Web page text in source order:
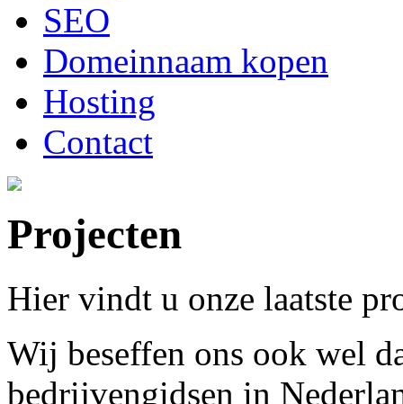
SEO
Domeinnaam kopen
Hosting
Contact
Projecten
Hier vindt u onze laatste
Wij beseffen ons ook wel
bedrijvengidsen in